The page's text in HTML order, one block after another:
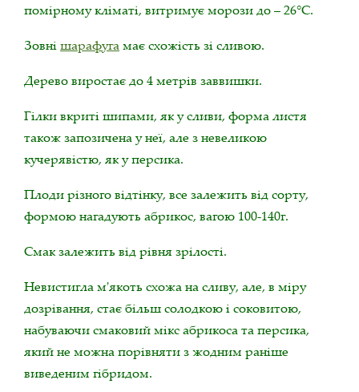
помірному кліматі, витримує морози до – 26°С.
Зовнішарафугамає схожість зі сливою.
Дерево виростає до 4 метрів заввишки.
Гілки вкриті шипами, як у сливи, форма листя
також запозичена у неї, але з невеликою
кучерявістю, як у персика.
Плоди різного відтінку, все залежить від сорту,
формою нагадують абрикос, вагою 100-140г.
Смак залежить від рівня зрілості.
Невистигла м'якоть схожа на сливу, але, в міру
дозрівання, стає більш солодкою і соковитою,
набуваючи смаковий мікс абрикоса та персика,
який не можна порівняти з жодним раніше
виведеним гібридом.